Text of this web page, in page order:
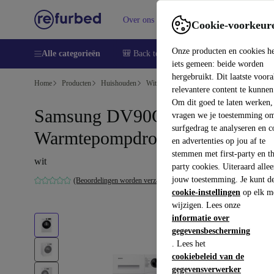
Cookie-
Onze producten en cookies
iets gemeen: beide worden
hergebruikt. Dit laatste
relevantere content te
Om dit goed te laten werken,
vragen we je toestemming
surfgedrag te analyseren en
en advertenties op jou af te
stemmen met first-party en
party cookies. Uiteraard
jouw toestemming. Je kunt
cookie-instellingen op elk
wijzigen. Lees onze
informatie over
gegevensbescherming
. Lees het
cookiebeleid van de
gegevensverwerker
Over ons Verkopen Support
Alle categorieën 🎒 Back to school Smartphones
Home Producten Huishouden Witgoed
Samsung DV90CGC0A0AEET
Warmtepompdroger 9 kg
wit
(Beoordelingen worden verzameld)